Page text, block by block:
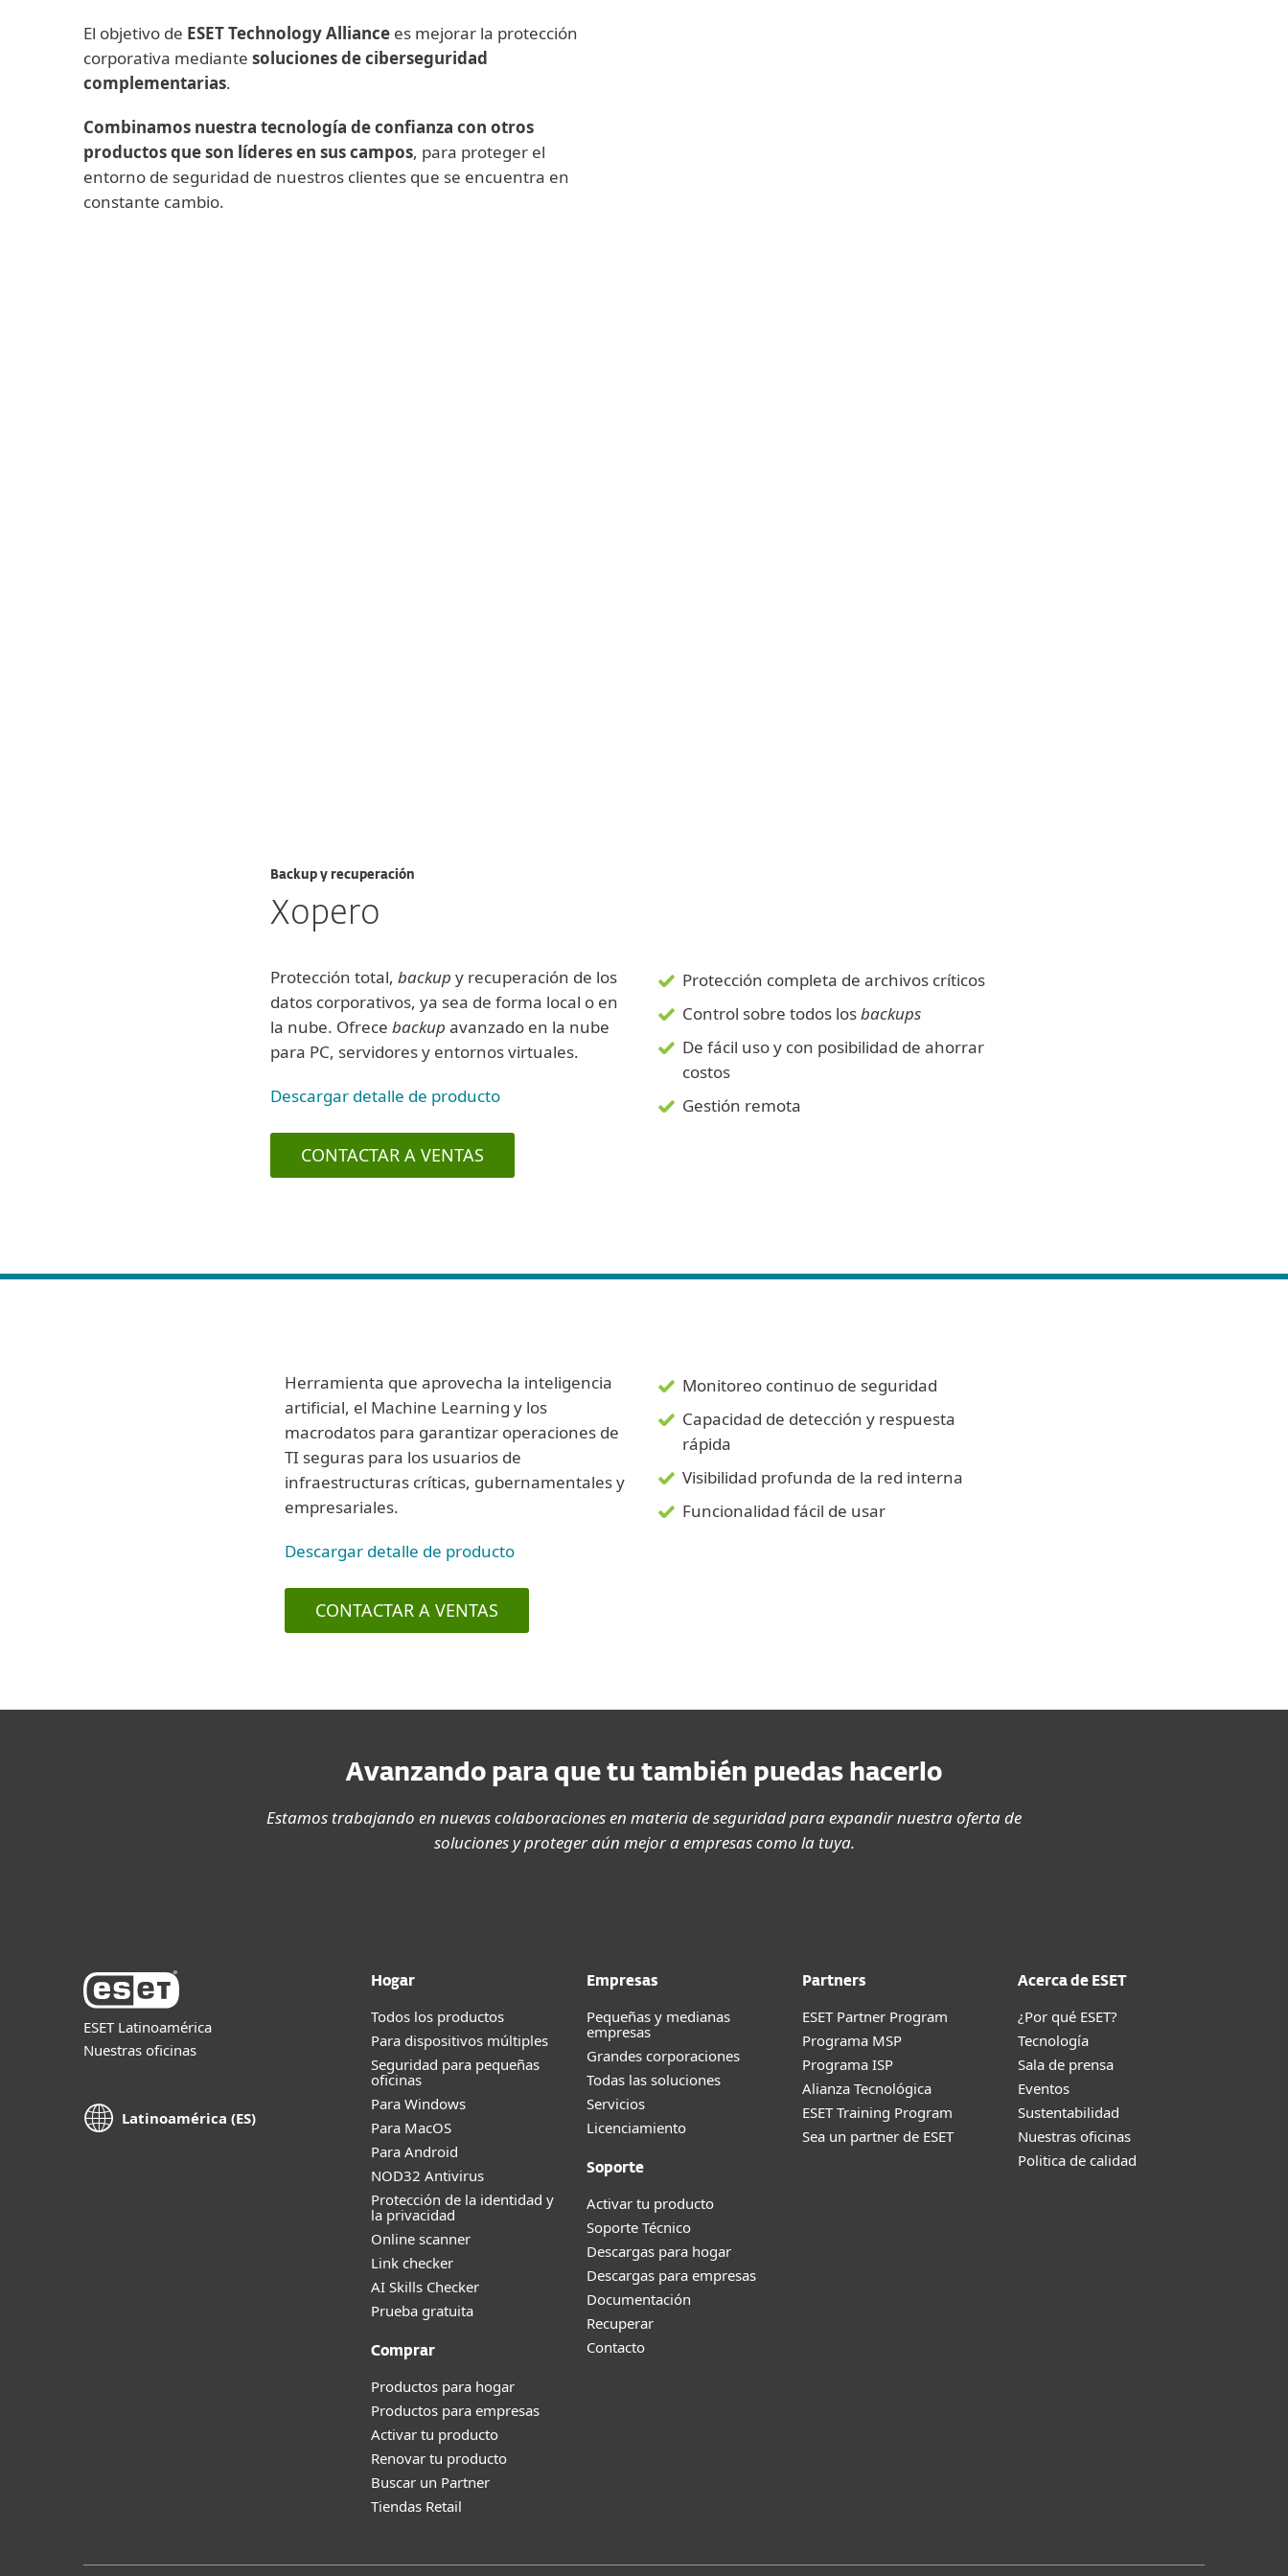
El objetivo de ESET Technology Alliance es mejorar la protección
corporativa mediante soluciones de ciberseguridad
complementarias.
Combinamos nuestra tecnología de confianza con otros
productos que son líderes en sus campos, para proteger el
entorno de seguridad de nuestros clientes que se encuentra en
constante cambio.
Backup y recuperación
Xopero
Protección total, backup y recuperación de los
datos corporativos, ya sea de forma local o en
la nube. Ofrece backup avanzado en la nube
para PC, servidores y entornos virtuales.
Descargar detalle de producto
CONTACTAR A VENTAS
Protección completa de archivos críticos
Control sobre todos losbackups
De fácil uso y con posibilidad de ahorrar
costos
Gestión remota
Herramienta que aprovecha la inteligencia
artificial, el Machine Learning y los
macrodatos para garantizar operaciones de
TI seguras para los usuarios de
infraestructuras críticas, gubernamentales y
empresariales.
Descargar detalle de producto
CONTACTAR A VENTAS
Monitoreo continuo de seguridad
Capacidad de detección y respuesta
rápida
Visibilidad profunda de la red interna
Funcionalidad fácil de usar
Avanzando para que tu también puedas hacerlo
Estamos trabajando en nuevas colaboraciones en materia de seguridad para expandir nuestra oferta de
soluciones y proteger aún mejor a empresas como la tuya.
ESET Latinoamérica
Nuestras oficinas
Latinoamérica (ES)
Hogar
Todos los productos
Para dispositivos múltiples
Seguridad para pequeñas
oficinas
Para Windows
Para MacOS
Para Android
NOD32 Antivirus
Protección de la identidad y
la privacidad
Online scanner
Link checker
AI Skills Checker
Prueba gratuita
Comprar
Productos para hogar
Productos para empresas
Activar tu producto
Renovar tu producto
Buscar un Partner
Tiendas Retail
Empresas
Pequeñas y medianas
empresas
Grandes corporaciones
Todas las soluciones
Servicios
Licenciamiento
Soporte
Activar tu producto
Soporte Técnico
Descargas para hogar
Descargas para empresas
Documentación
Recuperar
Contacto
Partners
ESET Partner Program
Programa MSP
Programa ISP
Alianza Tecnológica
ESET Training Program
Sea un partner de ESET
Acerca de ESET
¿Por qué ESET?
Tecnología
Sala de prensa
Eventos
Sustentabilidad
Nuestras oficinas
Politica de calidad